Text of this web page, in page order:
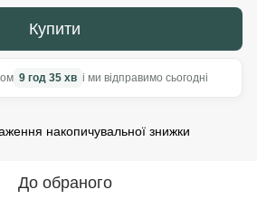
Купити
9 год 35 хв і ми відправимо сьогодні
накопичувальної знижки
До обраного